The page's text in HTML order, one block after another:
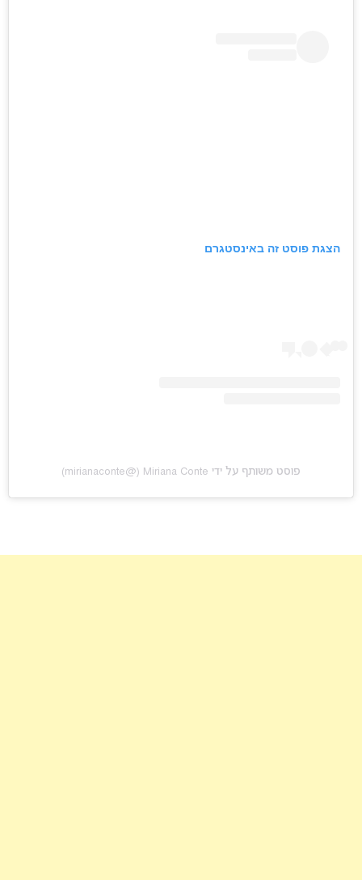
הצגת פוסט זה באינסטגרם
פוסט משותף על ידי ‏‎Miriana Conte‎‏ (@‏‎mirianaconte‎‏)